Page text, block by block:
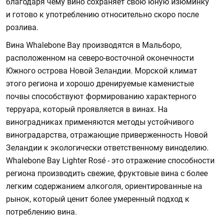
и готово к употреблению относительно скоро после
розлива.
Вина Whalebone Bay производятся в Мальборо,
расположенном на северо-восточной оконечности
Южного острова Новой Зеландии. Морской климат
этого региона и хорошо дренируемые каменистые
почвы способствуют формированию характерного
терруара, который проявляется в винах. На
виноградниках применяются методы устойчивого
виноградарства, отражающие приверженность Новой
Зеландии к экологически ответственному виноделию.
Whalebone Bay Lighter Rosé - это отражение способности
региона производить свежие, фруктовые вина с более
легким содержанием алкоголя, ориентированные на
рынок, который ценит более умеренный подход к
потреблению вина.